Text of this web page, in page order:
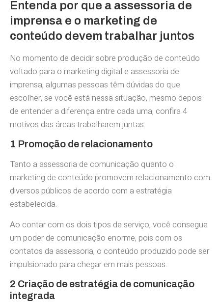
Entenda por que a assessoria de
imprensa e o marketing de
conteúdo devem trabalhar juntos
No momento de decidir sobre produção de conteúdo
voltado para o marketing digital e assessoria de
imprensa, algumas pessoas têm dúvidas do que
escolher, se você está nessa situação, mesmo depois
de entender a diferença entre cada uma, confira 4
motivos das áreas trabalharem juntas:
1 Promoção de relacionamento
Tanto a assessoria de comunicação quanto o
marketing de conteúdo promovem relacionamento com
diversos públicos de acordo com a estratégia
estabelecida.
Ao contar com os dois tipos de serviço, você consegue
um poder de comunicação enorme, pois com os
contatos da assessoria, o conteúdo produzido pode ser
impulsionado para chegar em mais pessoas.
2 Criação de estratégia de comunicação
integrada